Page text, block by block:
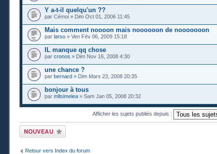
Y a-t-il quelqu'un ??
par Cémoi » Dim Oct 01, 2006 11:45
Mais comment noooon mais noooooon de nooooooon
par larso » Ven Fév 06, 2009 15:18
IL manque qq chose
par cronos » Dim Nov 16, 2008 4:30
une chance ?
par bernard » Dim Mars 23, 2008 20:35
bonjour à tous
par mllsimelea » Sam Jan 05, 2008 20:32
Afficher les sujets publiés depuis :
Publier un nouveau
sujet
Retour vers Index du forum